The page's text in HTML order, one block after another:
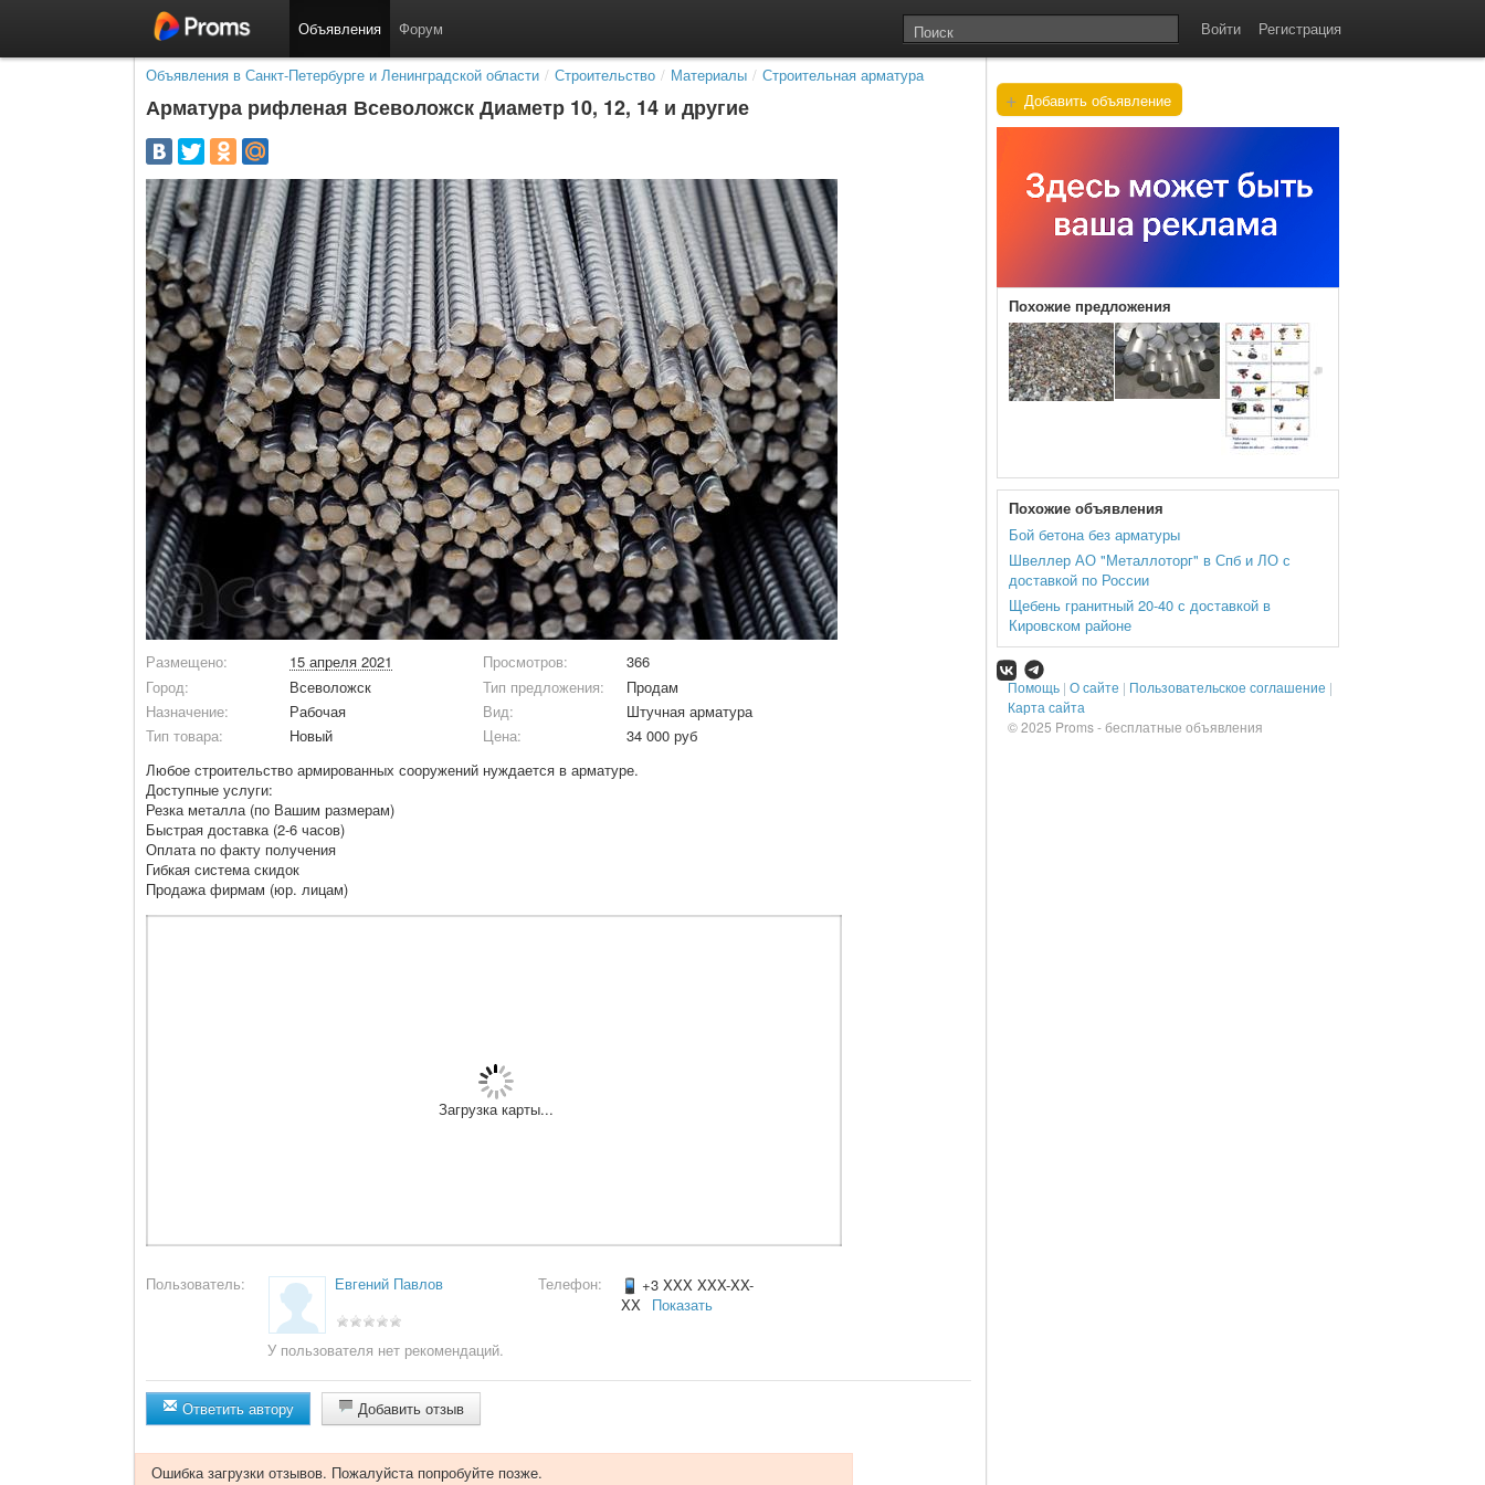
Объявления Форум Войти Регистрация
Объявления в Санкт-Петербурге и Ленинградской области / Строительство / Материалы / Строительная арматура
Арматура рифленая Всеволожск Диаметр 10, 12, 14 и другие
Размещено: 15 апреля 2021 Просмотров:
366
Город:
Всеволожск Тип предложения:
Продам
Назначение:
Рабочая Вид:
Штучная арматура
Тип товара:
Новый Цена:
34 000 руб
Любое строительство армированных сооружений нуждается в арматуре.
Доступные услуги:
Резка металла (по Вашим размерам)
Быстрая доставка (2-6 часов)
Оплата по факту получения
Гибкая система скидок
Продажа фирмам (юр. лицам)
Загрузка карты...
Пользователь: Евгений Павлов Телефон:
+3 XXX XXX-XX-
XX
Показать
У пользователя нет рекомендаций.
Ответить автору Добавить отзыв
Ошибка загрузки отзывов. Пожалуйста попробуйте позже.
+ Добавить объявление
Похожие предложения
Похожие объявления
Бой бетона без арматуры
Швеллер АО "Металлоторг" в Спб и ЛО с
доставкой по России
Щебень гранитный 20-40 с доставкой в
Кировском районе
Помощь | О сайте | Пользовательское соглашение |
Карта сайта
© 2025 Proms - бесплатные объявления